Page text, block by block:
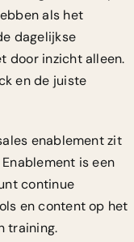
als het
dagelijkse
door inzicht alleen.
en de juiste
enablement zit
is een
continue
en content op het
training.